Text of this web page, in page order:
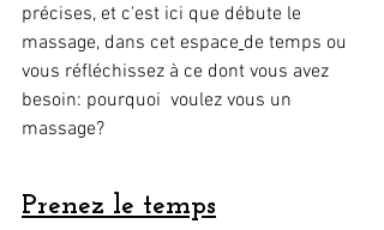
précises, et c'est ici que débute le
massage, dans cet espace de temps ou
vous réfléchissez à ce dont vous avez
besoin: pourquoi  voulez vous un
massage?
Prenez le temps